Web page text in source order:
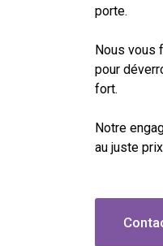
porte.
Nous vous
pour
fort.
Notre
au juste prix